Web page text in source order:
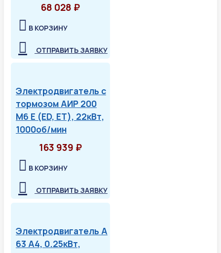
68 028 ₽
В КОРЗИНУ
ОТПРАВИТЬ ЗАЯВКУ
Электродвигатель с
тормозом АИР 200
М6 Е (ED, ET), 22кВт,
1000об/мин
163 939 ₽
В КОРЗИНУ
ОТПРАВИТЬ ЗАЯВКУ
Электродвигатель А
63 А4, 0.25кВт,